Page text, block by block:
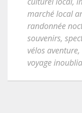
marché local
randonnée
souvenirs,
vélos aventure,
voyage